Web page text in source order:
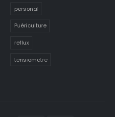
personal
Puériculture
reflux
tensiometre